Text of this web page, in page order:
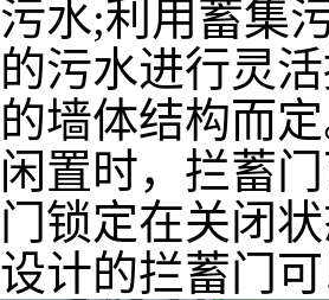
污水;利用蓄集
的污水进行灵
的墙体结构而
闲置时，拦蓄
门锁定在关闭
设计的拦蓄门